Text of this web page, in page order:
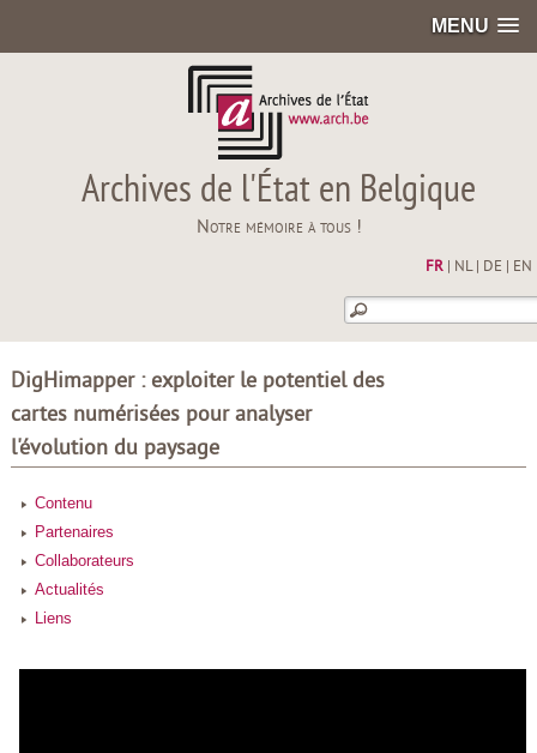
MENU
Archives de l'État en Belgique
Notre mémoire à tous !
FR| NL| DE EN
DigHimapper : exploiter le potentiel des
cartes numérisées pour analyser
l'évolution du paysage
Contenu
Partenaires
Collaborateurs
Actualités
Liens